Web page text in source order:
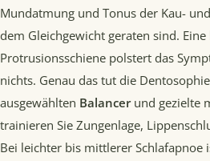
Mundatmung und Tonus der Kau-
dem Gleichgewicht geraten sind. Eine
Protrusionsschiene polstert das
nichts. Genau das tut die
ausgewählten Balancerund gezielte
trainieren Sie Zungenlage,
Bei leichter bis mittlerer Schlafapnoe